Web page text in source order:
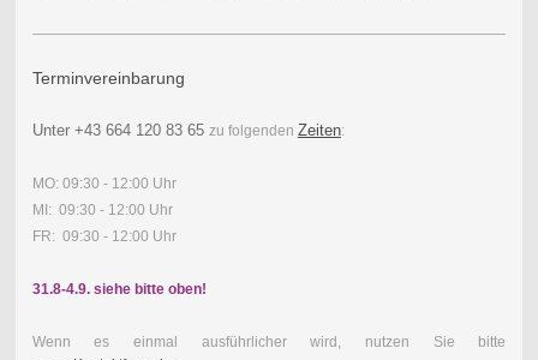
Terminvereinbarung
Unter +43 664 120 83 65 zu folgenden Zeiten:
MO: 09:30 - 12:00 Uhr
MI: 09:30 - 12:00 Uhr
FR: 09:30 - 12:00 Uhr
31.8-4.9. siehe bitte oben!
Wenn es einmal ausführlicher wird, nutzen Sie bitte